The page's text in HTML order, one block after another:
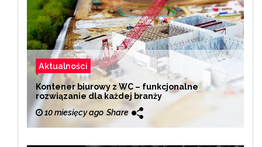
Aktualności
Kontener biurowy z WC – funkcjonalne
rozwiązanie dla każdej branży
10 miesięcy ago Share